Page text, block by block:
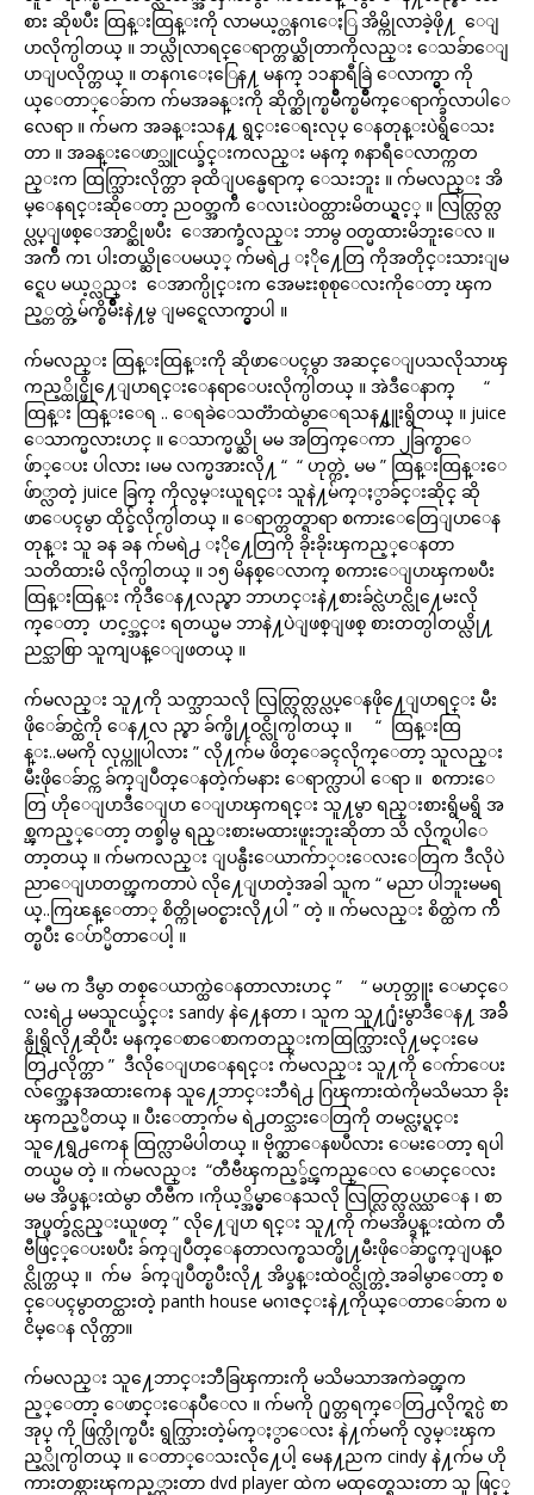
စား ဆိုၿပီး ထြန္းထြန္းကို လာမယ့္တနဂၤေႏြ အိမ္ကိုလာခဲ့ဖို႔ ေျ
ပာလိုက္ပါတယ္ ။ ဘယ္လိုလာရင္ေရာက္တယ္ဆိုတာကိုလည္း ေသခ်ာေျ
ပာျပလိုက္တယ္ ။ တနဂၤေႏြေန႔ မနက္ ၁၁နာရီခြဲ ေလာက္မွာ ကို
ယ္ေတာ္ေခ်ာက က်မအခန္းကို ဆိုက္ဆိုက္ၿမိဳက္ၿမိဳက္ေရာက္ခ်လာပါေ
လေရာ ။ က်မက အခန္းသန႔္ ရွင္းေရးလုပ္ ေနတုန္းပဲရွိေသး
တာ ။ အခန္းေဖာ္သူငယ္ခ်င္းကလည္း မနက္ ၈နာရီေလာက္ကတ
ည္းက ထြက္သြားလိုက္တာ ခုထိျပန္မေရာက္ ေသးဘူး ။ က်မလည္း အိ
မ္ေနရင္းဆိုေတာ့ ညဝတ္အက်ီ ေလၤးပဲဝတ္ထားမိတယ္ရွင့္ ။ လြတ္လြတ္လ
ပ္လပ္ျဖစ္ေအာင္ဆိုၿပီး ေအာက္ခံလည္း ဘာမွ ဝတ္မထားမိဘူးေလ ။
အက်ီ ကၤ ပါးတယ္ဆိုေပမယ့္ က်မရဲ႕ ႏို႔ေတြ ကိုအတိုင္းသားျမ
င္ရေပ မယ့္လည္း ေအာက္ပိုင္းက အေမႊးစုစုေလးကိုေတာ့ ၾက
ည့္တတ္တဲ့မ်က္စိမ်ိဳးနဲ႔မွ ျမင္ရေလာက္မွာပါ ။
က်မလည္း ထြန္းထြန္းကို ဆိုဖာေပၚမွာ အဆင္ေျပသလိုသာၾ
ကည့္ထိုင္ဖို႔ေျပာရင္းေနရာေပးလိုက္ပါတယ္ ။ အဲဒီေနာက္ “
ထြန္း ထြန္းေရ .. ေရခဲေသတၱာထဲမွာေရသန႔္ဗူးရွိတယ္ ။ juice
ေသာက္မလားဟင္ ။ ေသာက္မယ္ဆို မမ အတြက္ေကာ ၂ခြက္စာေ
ဖ်ာ္ေပး ပါလား ၊မမ လက္မအားလို႔ “ “ ဟုတ္ကဲ့ မမ ” ထြန္းထြန္းေ
ဖ်ာ္လာတဲ့ juice ခြက္ ကိုလွမ္းယူရင္း သူနဲ႔မ်က္ႏွာခ်င္းဆိုင္ ဆို
ဖာေပၚမွာ ထိုင္ခ်လိုက္ပါတယ္ ။ ေရာက္တတ္ရာရာ စကားေတြေျပာေန
တုန္း သူ ခန ခန က်မရဲ႕ ႏို႔ေတြကို ခိုးခိုးၾကည့္ေနတာ
သတိထားမိ လိုက္ပါတယ္ ။ ၁၅ မိနစ္ေလာက္ စကားေျပာၾကၿပီး
ထြန္းထြန္း ကိုဒီေန႔လည္စာ ဘာဟင္းနဲ႔စားခ်င္လဲဟင္လို႔ေမးလို
က္ေတာ့ ဟင့္အင္း ရတယ္မမ ဘာနဲ႔ပဲျဖစ္ျဖစ္ စားတတ္ပါတယ္လို႔
ညင္သာစြာ သူကျပန္ေျဖတယ္ ။
က်မလည္း သူ႔ကို သက္သာသလို လြတ္လြတ္လပ္လပ္ေနဖို႔ေျပာရင္း မီး
ဖိုေခ်ာင္ထဲကို ေန႔လ ည္စာ ခ်က္ဖို႔ဝင္လိုက္ပါတယ္ ။ “ ထြန္းထြ
န္း..မမကို လုပ္ကူပါလား ” လို႔က်မ ဖိတ္ေခၚလိုက္ေတာ့ သူလည္း
မီးဖိုေခ်ာင္က ခ်က္ျပဳတ္ေနတဲ့က်မနား ေရာက္လာပါ ေရာ ။ စကားေ
တြ ဟိုေျပာဒီေျပာ ေျပာၾကရင္း သူ႔မွာ ရည္းစားရွိမရွိ အ
စ္ၾကည့္ေတာ့ တစ္ခါမွ ရည္းစားမထားဖူးဘူးဆိုတာ သိ လိုက္ရပါေ
တာ့တယ္ ။ က်မကလည္း ျပန္ပီးေယာက်ာ္းေလးေတြက ဒီလိုပဲ
ညာေျပာတတ္ၾကတာပဲ လို႔ေျပာတဲ့အခါ သူက “ မညာ ပါဘူးမမရ
ယ္..ကြၽန္ေတာ္ စိတ္ကိုမဝင္စားလို႔ပါ ” တဲ့ ။ က်မလည္း စိတ္ထဲက က်ိ
တ္ၿပီး ေပ်ာ္မိတာေပါ့ ။
“ မမ က ဒီမွာ တစ္ေယာက္ထဲေနတာလားဟင္ ” “ မဟုတ္ဘူး ေမာင္ေ
လးရဲ႕ မမသူငယ္ခ်င္း sandy နဲ႔ေနတာ ၊ သူက သူ႔႐ုံးမွာဒီေန႔ အခ်ိ
န္ပိုရွိလို႔ဆိုပီး မနက္ေစာေစာကတည္းကထြက္သြားလို႔မင္းမေ
တြ႕လိုက္တာ ” ဒီလိုေျပာေနရင္း က်မလည္း သူ႔ကို ေက်ာေပး
လ်က္အေနအထားကေန သူ႔ေဘာင္းဘီရဲ႕ ဂြၾကားထဲကိုမသိမသာ ခိုး
ၾကည့္မိတယ္ ။ ပီးေတာ့က်မ ရဲ႕တင္သားေတြကို တမင္လႈပ္ရင္း
သူ႔ေရွ႕ကေန ထြက္လာမိပါတယ္ ။ ဗိုက္ဆာေနၿပီလား ေမးေတာ့ ရပါ
တယ္မမ တဲ့ ။ က်မလည္း “တီဗီၾကည့္ခ်င္ၾကည္ေလ ေမာင္ေလး
မမ အိပ္ခန္းထဲမွာ တီဗီက ၊ကိုယ့္အိမ္မွာေနသလို လြတ္လြတ္လပ္လပ္သာေန ၊ စာ
အုပ္ဖတ္ခ်င္လည္းယူဖတ္ ” လို႔ေျပာ ရင္း သူ႔ကို က်မအိပ္ခန္းထဲက တီ
ဗီဖြင့္ေပးၿပီး ခ်က္ျပဳတ္ေနတာလက္စသတ္ဖို႔မီးဖိုေခ်ာင္ဖက္ျပန္ဝ
င္လိုက္တယ္ ။ က်မ ခ်က္ျပဳတ္ၿပီးလို႔ အိပ္ခန္းထဲဝင္လိုက္တဲ့အခါမွာေတာ့ စ
င္ေပၚမွာတင္ထားတဲ့ panth house မဂၢဇင္းနဲ႔ကိုယ္ေတာေခ်ာက ၿ
ငိမ္ေန လိုက္တာ။
က်မလည္း သူ႔ေဘာင္းဘီခြၾကားကို မသိမသာအကဲခတ္ၾက
ည့္ေတာ့ ေဖာင္းေနပီေလ ။ က်မကို ႐ုတ္တရက္ေတြ႕လိုက္ရင္ပဲ စာ
အုပ္ ကို ဖြက္လိုက္ၿပီး ရွက္သြားတဲ့မ်က္ႏွာေလး နဲ႔က်မကို လွမ္းၾက
ည့္လိုက္ပါတယ္ ။ ေတာ္ေသးလို႔ေပါ့ မေန႔ညက cindy နဲ႔က်မ ဟို
ကားတစ္ကားၾကည့္ထားတာ dvd player ထဲက မထုတ္ရေသးတာ သူ ဖြင့္